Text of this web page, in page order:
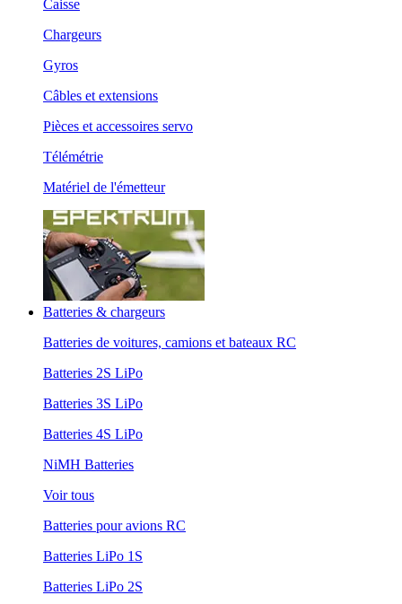
Caisse
Chargeurs
Gyros
Câbles et extensions
Pièces et accessoires servo
Télémétrie
Matériel de l'émetteur
Batteries & chargeurs
Batteries de voitures, camions et bateaux RC
Batteries 2S LiPo
Batteries 3S LiPo
Batteries 4S LiPo
NiMH Batteries
Voir tous
Batteries pour avions RC
Batteries LiPo 1S
Batteries LiPo 2S